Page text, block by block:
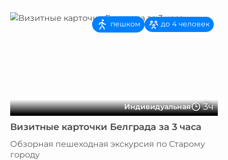
Индивидуальная 3ч
пешком до 4 человек
Визитные карточки Белграда за 3 часа
Обзорная пешеходная экскурсия по Старому
городу